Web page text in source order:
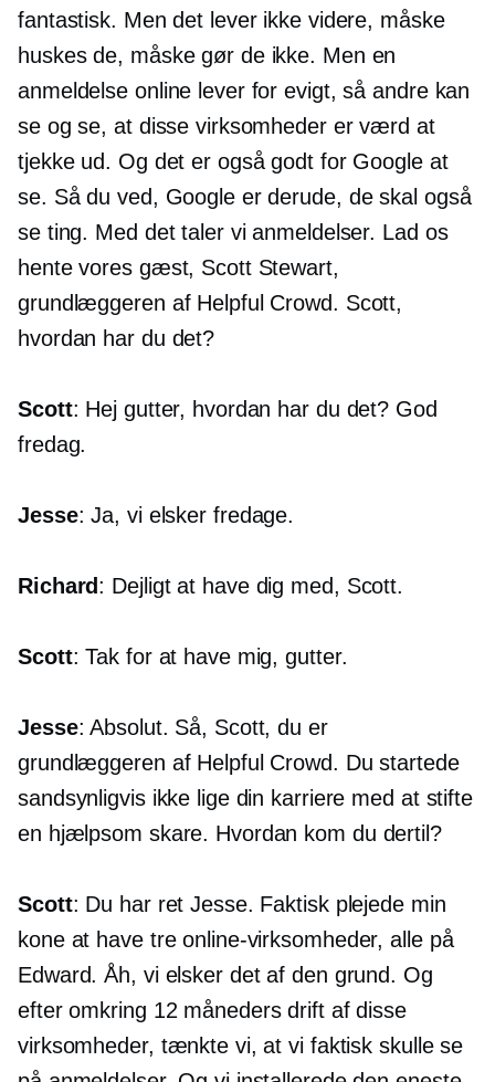
fantastisk. Men det lever ikke videre, måske
huskes de, måske gør de ikke. Men en
anmeldelse online lever for evigt, så andre kan
se og se, at disse virksomheder er værd at
tjekke ud. Og det er også godt for Google at
se. Så du ved, Google er derude, de skal også
se ting. Med det taler vi anmeldelser. Lad os
hente vores gæst, Scott Stewart,
grundlæggeren af ​​Helpful Crowd. Scott,
hvordan har du det?
Scott: Hej gutter, hvordan har du det? God
fredag.
Jesse: Ja, vi elsker fredage.
Richard: Dejligt at have dig med, Scott.
Scott: Tak for at have mig, gutter.
Jesse: Absolut. Så, Scott, du er
grundlæggeren af ​​Helpful Crowd. Du startede
sandsynligvis ikke lige din karriere med at stifte
en hjælpsom skare. Hvordan kom du dertil?
Scott: Du har ret Jesse. Faktisk plejede min
kone at have tre online-virksomheder, alle på
Edward. Åh, vi elsker det af den grund. Og
efter omkring 12 måneders drift af disse
virksomheder, tænkte vi, at vi faktisk skulle se